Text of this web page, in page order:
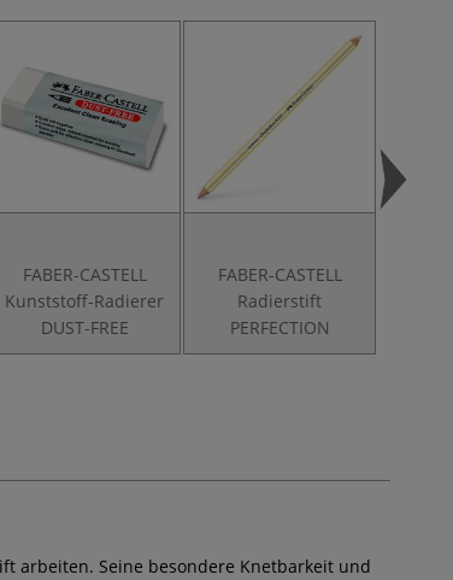
FABER-CASTELL
Kunststoff-Radierer
DUST-FREE
FABER-CASTELL
Radierstift
PERFECTION
arbeiten. Seine besondere Knetbarkeit und